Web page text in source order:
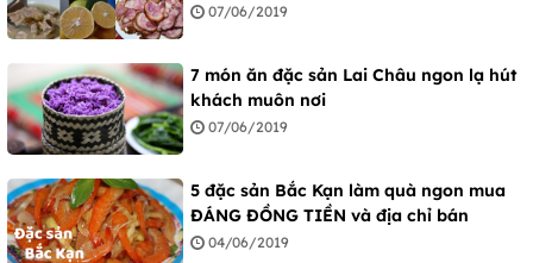
07/06/2019
7 món ăn đặc sản Lai Châu ngon lạ hút
khách muôn nơi
07/06/2019
5 đặc sản Bắc Kạn làm quà ngon mua
ĐÁNG ĐỒNG TIỀN và địa chỉ bán
04/06/2019